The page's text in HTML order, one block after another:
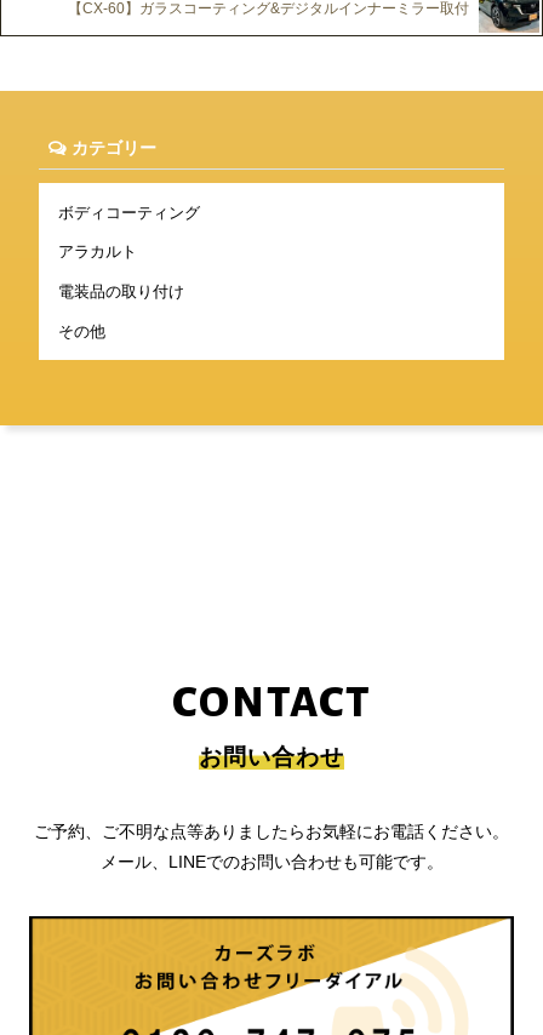
【CX-60】ガラスコーティング&デジタルインナーミラー取付
カテゴリー
ボディコーティング
アラカルト
電装品の取り付け
その他
CONTACT
お問い合わせ
ご予約、ご不明な点等ありましたらお気軽にお電話ください。
メール、LINEでのお問い合わせも可能です。